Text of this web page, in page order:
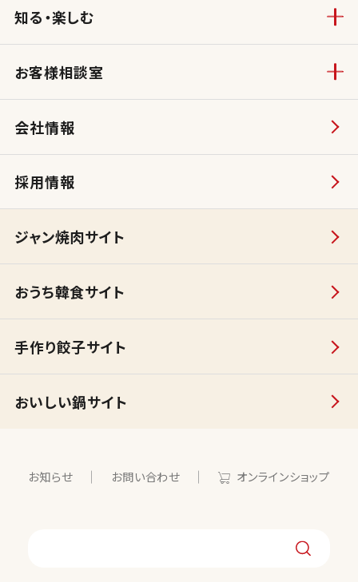
知る・楽しむ
お客様相談室
会社情報
採用情報
ジャン焼肉サイト
おうち韓食サイト
手作り餃子サイト
おいしい鍋サイト
お知らせ お問い合わせ オンラインショップ